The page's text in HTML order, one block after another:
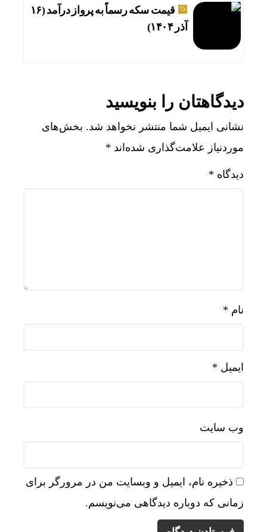
قیمت سکه رسماً به پرواز درآمد (۱۶
آذر ۱۴۰۴)
دیدگاهتان را بنویسید
نشانی ایمیل شما منتشر نخواهد شد. بخش‌های
موردنیاز علامت‌گذاری شده‌اند *
دیدگاه *
نام *
ایمیل *
وب‌ سایت
ذخیره نام، ایمیل و وبسایت من در مرورگر برای
زمانی که دوباره دیدگاهی می‌نویسم.